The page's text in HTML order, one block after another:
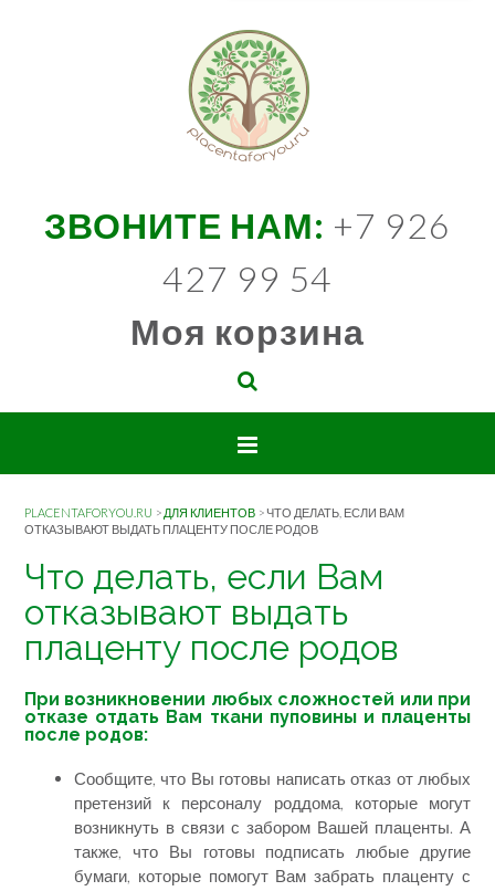
ЗВОНИТЕ НАМ: +7 926
427 99 54
Моя корзина
PLACENTAFORYOU.RU > ДЛЯ КЛИЕНТОВ >ЧТО ДЕЛАТЬ, ЕСЛИ ВАМ
ОТКАЗЫВАЮТ ВЫДАТЬ ПЛАЦЕНТУ ПОСЛЕ РОДОВ
Что делать, если Вам
отказывают выдать
плаценту после родов
При возникновении любых сложностей или при
отказе отдать Вам ткани пуповины и плаценты
после родов:
Сообщите, что Вы готовы написать отказ от любых
претензий к персоналу роддома, которые могут
возникнуть в связи с забором Вашей плаценты. А
также, что Вы готовы подписать любые другие
бумаги, которые помогут Вам забрать плаценту с